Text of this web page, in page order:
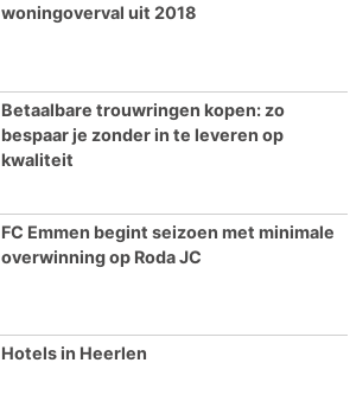
woningoverval uit 2018
Betaalbare trouwringen kopen: zo
bespaar je zonder in te leveren op
kwaliteit
FC Emmen begint seizoen met minimale
overwinning op Roda JC
Hotels in Heerlen